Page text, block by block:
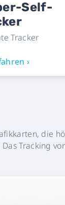
Self-
Tracker
›
die
Tracking